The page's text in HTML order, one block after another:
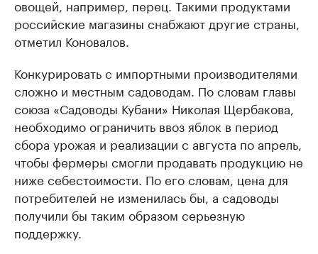
овощей, например, перец. Такими продуктами
российские магазины снабжают другие страны,
отметил Коновалов.
Конкурировать с импортными производителями
сложно и местным садоводам. По словам главы
союза «Садоводы Кубани» Николая Щербакова,
необходимо ограничить ввоз яблок в период
сбора урожая и реализации с августа по апрель,
чтобы фермеры смогли продавать продукцию не
ниже себестоимости. По его словам, цена для
потребителей не изменилась бы, а садоводы
получили бы таким образом серьезную
поддержку.